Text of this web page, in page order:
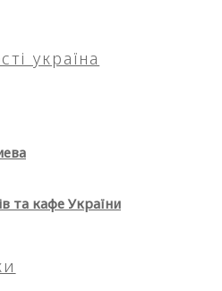
україна
та кафе України